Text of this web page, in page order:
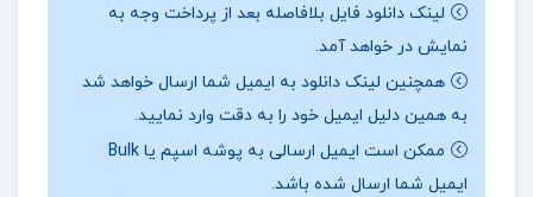
کتاب **”هولوکاست”** نه تنها به بررسی وقایع تاریخی
می‌پردازد، بلکه به تحلیل عوامل اجتماعی، سیاسی و
اقتصادی که منجر به این جنایت شدند نیز توجه دارد.
این اثر، با نثری روان و مستند، خواننده را به عمق
تاریکی‌های تاریخ می‌برد و به او کمک می‌کند تا بهتر
لینک دانلود فایل بلافاصله بعد از پرداخت وجه به
نمایش در خواهد آمد.
همچنین لینک دانلود به ایمیل شما ارسال خواهد شد
به همین دلیل ایمیل خود را به دقت وارد نمایید.
ممکن است ایمیل ارسالی به پوشه اسپم یا Bulk
ایمیل شما ارسال شده باشد.